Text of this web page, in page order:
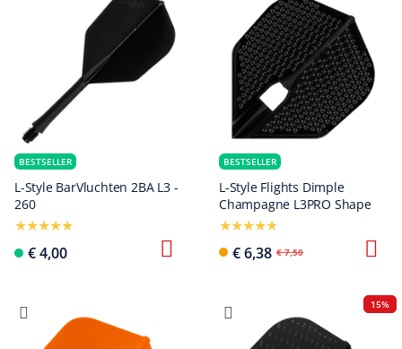
BESTSELLER
L-Style BarVluchten 2BA L3 -
260
€ 4,00
BESTSELLER
L-Style Flights Dimple
Champagne L3PRO Shape
€ 6,38 € 7,50
15%